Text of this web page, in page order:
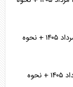
جدول قطعی برق استان فارس فردا جمعه ۱۶ مرداد ۱۴۰۵ + نحوه
جدول قطعی برق استان البرز فردا جمعه ۱۶ مرداد ۱۴۰۵ + نحوه